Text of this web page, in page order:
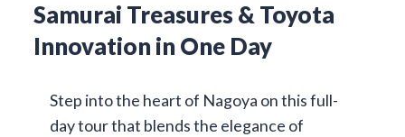
Samurai Treasures & Toyota
Innovation in One Day
Step into the heart of Nagoya on this full-
day tour that blends the elegance of